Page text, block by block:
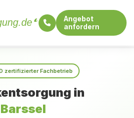
Angebot
anfordern
zertifizierter Fachbetrieb
in
Barssel